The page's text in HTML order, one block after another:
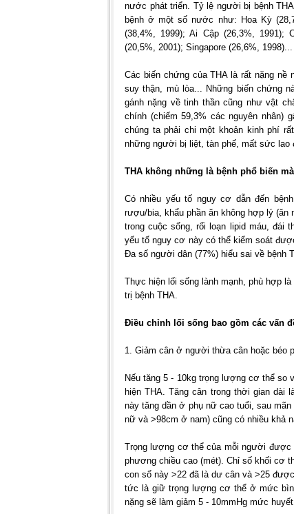
nước phát triển. Tỷ lệ người bị bệnh
bệnh ở một số nước như: Hoa Kỳ
(38,4%, 1999); Ai Cập (26,3%, 1991);
(20,5%, 2001); Singapore (26,6%, 1998)...
Các biến chứng của THA là rất nặng
suy thận, mù lòa... Những biến chứng
gánh nặng về tinh thần cũng như vật
chính (chiếm 59,3% các nguyên nhân)
chúng ta phải chi một khoản kinh phí
những người bị liệt, tàn phế, mất sức lao
THA không những là bệnh phổ biến
Có nhiều yếu tố nguy cơ dẫn đến
rượu/bia, khẩu phần ăn không hợp lý (ăn
trong cuộc sống, rối loạn lipid máu, đái
yếu tố nguy cơ này có thể kiểm soát
Đa số người dân (77%) hiểu sai về bệnh
Thực hiện lối sống lành mạnh, phù hợp
trị bệnh THA.
Điều chỉnh lối sống bao gồm các vấn
1. Giảm cân ở người thừa cân hoặc béo
Nếu tăng 5 - 10kg trọng lượng cơ thể so
hiện THA. Tăng cân trong thời gian dài
này tăng dần ở phụ nữ cao tuổi, sau
nữ và >98cm ở nam) cũng có nhiều khả
Trọng lượng cơ thể của mỗi người được
phương chiều cao (mét). Chỉ số khối cơ
con số này >22 đã là dư cân và >25
tức là giữ trọng lượng cơ thể ở mức
nặng sẽ làm giảm 5 - 10mmHg mức